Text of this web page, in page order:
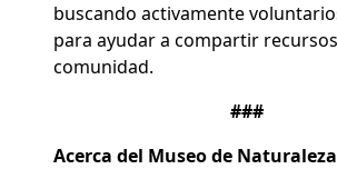
buscando activamente
para ayudar a compartir
comunidad.
###
Acerca del Museo de